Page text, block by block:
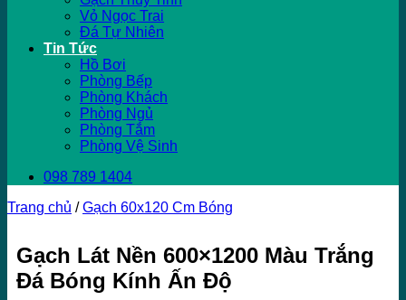
Vỏ Ngọc Trai
Đá Tự Nhiên
Tin Tức
Hồ Bơi
Phòng Bếp
Phòng Khách
Phòng Ngủ
Phòng Tắm
Phòng Vệ Sinh
098 789 1404
Trang chủ / Gạch 60x120 Cm Bóng
Gạch Lát Nền 600×1200 Màu Trắng
Đá Bóng Kính Ấn Độ